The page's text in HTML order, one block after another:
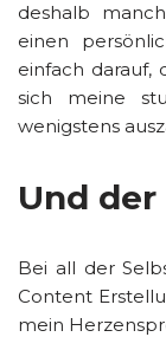
deshalb
einen
einfach darauf,
sich meine
wenigstens
Und
Bei all der
Content
mein